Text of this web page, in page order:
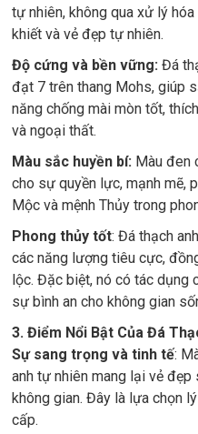
tự nhiên, không qua xử lý
khiết và vẻ đẹp tự nhiên.
Độ cứng và bền vững: Đá
đạt 7 trên thang Mohs, giúp
năng chống mài mòn tốt,
và ngoại thất.
Màu sắc huyền bí: Màu đen
cho sự quyền lực, mạnh mẽ,
Mộc và mệnh Thủy trong
Phong thủy tốt: Đá thạch
các năng lượng tiêu cực,
lộc. Đặc biệt, nó có tác dụng
sự bình an cho không gian
3. Điểm Nổi Bật Của Đá
Sự sang trọng và tinh tế:
anh tự nhiên mang lại vẻ
không gian. Đây là lựa chọn
cấp.